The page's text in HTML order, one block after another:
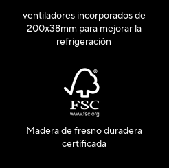
ventiladores incorporados de
200x38mm para mejorar la
refrigeración
Madera de fresno duradera
certificada